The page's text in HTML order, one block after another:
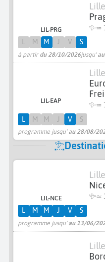
LIL-PRG
Lille
≃
à partir du 28/10/2026jusqu'au
L M M J V S
LIL-EAP
Lille
≃
programme jusqu'au 28/08/
L M M V S
LIL-NCE
Lille
≃
programme jusqu'au 13/06/
L M M J V S
Lille